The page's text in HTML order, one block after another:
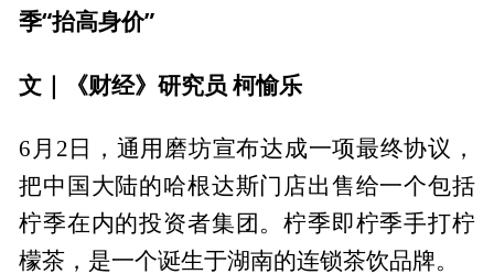
季“抬高身价”
文｜《财经》研究员 柯愉乐
6月2日，通用磨坊宣布达成一项最终协议，
把中国大陆的哈根达斯门店出售给一个包括
柠季在内的投资者集团。柠季即柠季手打柠
檬茶，是一个诞生于湖南的连锁茶饮品牌。